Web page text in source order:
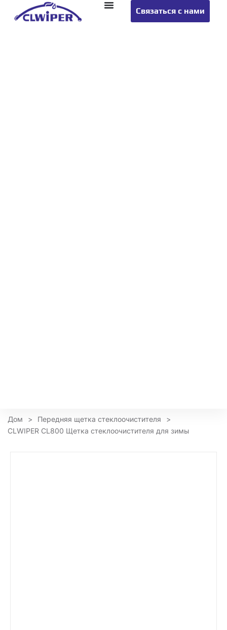
Связаться с нами
Дом > Передняя щетка стеклоочистителя
>
CLWIPER CL800 Щетка стеклоочистителя для зимы